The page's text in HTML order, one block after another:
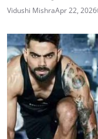
Vidushi MishraApr 22, 2026